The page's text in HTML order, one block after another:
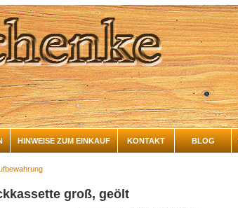
HINWEISE ZUM EINKAUF KONTAKT BLOG
groß, geölt